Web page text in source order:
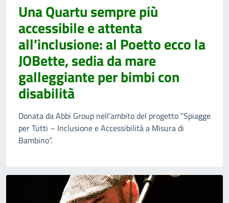
Una Quartu sempre più
accessibile e attenta
all’inclusione: al Poetto ecco la
JOBette, sedia da mare
galleggiante per bimbi con
disabilità
Donata da Abbi Group nell'ambito del progetto “Spiagge
per Tutti – Inclusione e Accessibilità a Misura di
Bambino”.